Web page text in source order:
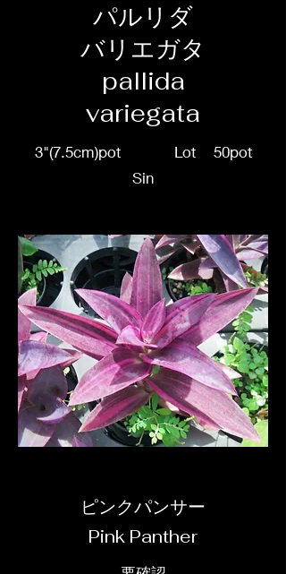
パルリダ
バリエガタ
pallida
variegata
3"(7.5cm)pot Lot 50pot
Sin
ピンクパンサー
Pink Panther